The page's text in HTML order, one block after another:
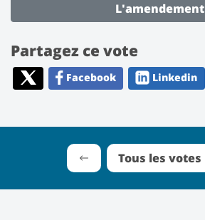
L'amendement
Partagez ce vote
Facebook Linkedin
Tous les votes